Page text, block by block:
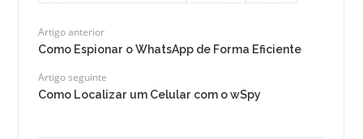
Artigo anterior
Como Espionar o WhatsApp de Forma Eficiente
Artigo seguinte
Como Localizar um Celular com o wSpy